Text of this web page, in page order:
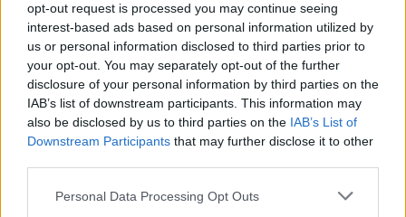
opt-out request is processed you may continue seeing
interest-based ads based on personal information utilized by
us or personal information disclosed to third parties prior to
your opt-out. You may separately opt-out of the further
disclosure of your personal information by third parties on the
IAB’s list of downstream participants. This information may
also be disclosed by us to third parties on the IAB’s List of
Downstream Participants that may further disclose it to other
Please note that this website/app uses one or more Google
Personal Data Processing Opt Outs